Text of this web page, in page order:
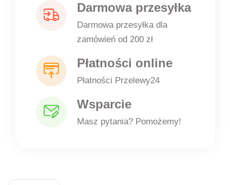
Darmowa przesyłka
Darmowa przesyłka dla
zamówień od 200 zł
Płatności online
Płatności Przelewy24
Wsparcie
Masz pytania? Pomożemy!